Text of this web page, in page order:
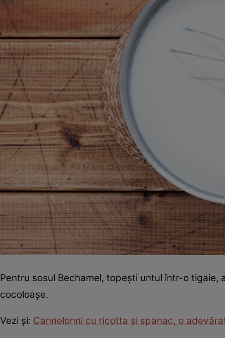
Pentru sosul Bechamel, topești untul într-o
cocoloașe.
Vezi şi: Cannelonni cu ricotta şi spanac, o